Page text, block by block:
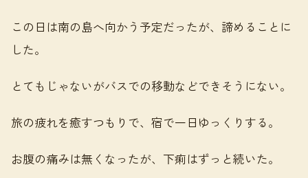
この日は南の島へ向かう予定だったが、諦めることに
した。
とてもじゃないがバスでの移動などできそうにない。
旅の疲れを癒すつもりで、宿で一日ゆっくりする。
お腹の痛みは無くなったが、下痢はずっと続いた。